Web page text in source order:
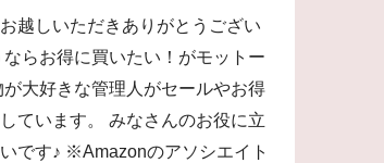
越しいただきありがとうござい
ならお得に買いたい！がモットー
が大好きな管理人がセールやお得
ています。 みなさんのお役に立
です♪ ※Amazonのアソシエイト